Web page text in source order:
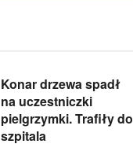
Konar drzewa spadł
na uczestniczki
pielgrzymki. Trafiły do
szpitala